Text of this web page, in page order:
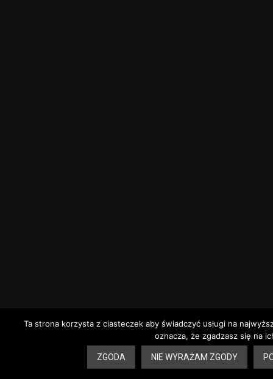
Ta strona korzysta z ciasteczek aby świadczyć usługi na
oznacza, że zgadzasz się na
ZGODA NIE WYRAŻAM ZGODY